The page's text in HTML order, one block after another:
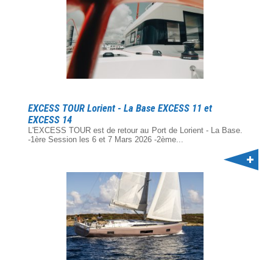
EXCESS TOUR Lorient - La Base EXCESS 11 et
EXCESS 14
L'EXCESS TOUR est de retour au Port de Lorient - La Base.
-1ère Session les 6 et 7 Mars 2026 -2ème...